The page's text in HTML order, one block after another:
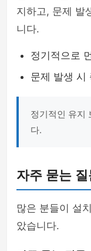
지하고, 문제 발
니다.
정기적으로
문제 발생 시
정기적인 유지
다.
자주 묻는 질
많은 분들이 설
았습니다.